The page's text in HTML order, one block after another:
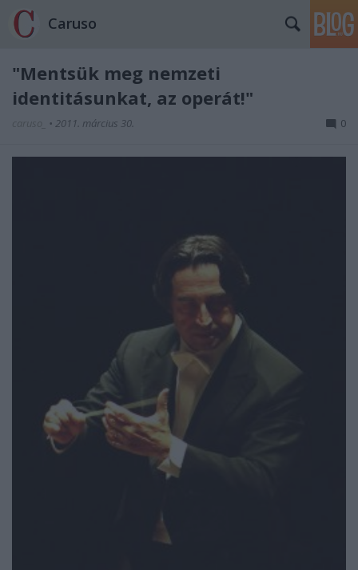
Caruso
"Mentsük meg nemzeti
identitásunkat, az operát!"
caruso_ • 2011. március 30. 0